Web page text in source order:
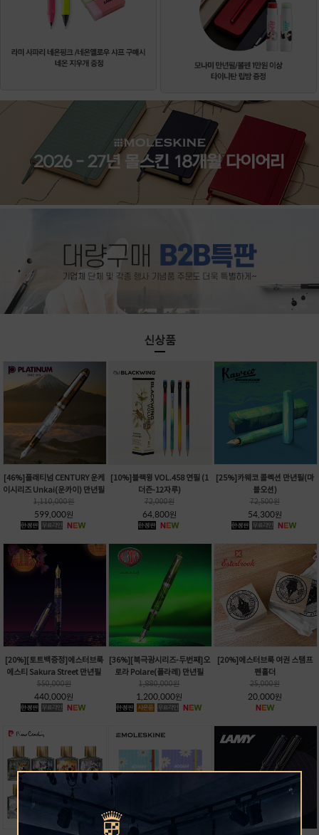
신상품
[46%]플래티넘 CENTURY 운케
이시리즈 Unkai(운카이) 만년필
1,110,000원
599,000원
[10%]블랙윙 VOL.458 연필 (1
더즌-12자루)
72,000원
64,800원
[25%]카웨코 콜렉션 만년필(마
블오션)
72,500원
54,300원
[20%][토트백증정]에스터브룩
에스티 Sakura Street 만년필
550,000원
440,000원
[36%][북극광시리즈-두번째]오
로라 Polare(폴라레) 만년필
1,880,000원
1,200,000원
[20%]에스터브룩 여권 스탬프
펜홀더
25,000원
20,000원